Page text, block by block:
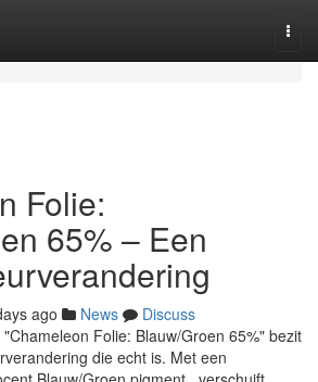
Folie:
65% – Een
ago News
Discuss
Folie: Blauw/Groen 65%" bezit
die echt is. Met een